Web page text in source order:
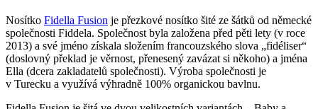
Nosítko Fidella Fusion je přezkové nosítko šité ze šátků od německé
společnosti Fiddela. Společnost byla založena před pěti lety (v roce
2013) a své jméno získala složením francouzského slova „fidéliser“
(doslovný překlad je věrnost, přenesený zavázat si někoho) a jména
Ella (dcera zakladatelů společnosti). Výroba společnosti je
v Turecku a využívá výhradně 100% organickou bavlnu.